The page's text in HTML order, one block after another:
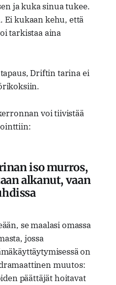
ja kuka sinua tukee.
Ei kukaan kehu, että
tarkistaa aina
Driftin tarina ei
voi tiivistää
iso murros,
alkanut, vaan
se maalasi omassa
jossa
on
muutos:
päättäjät hoitavat